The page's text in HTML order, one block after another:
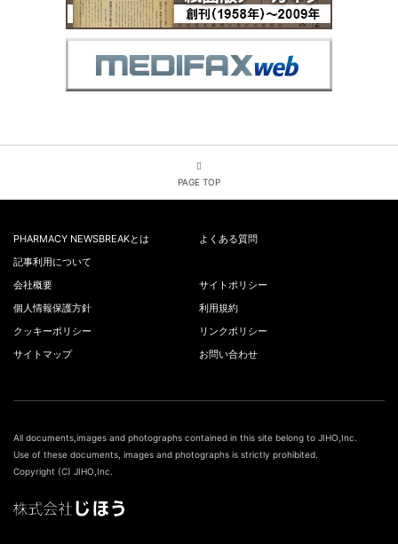
PAGE TOP
PHARMACY NEWSBREAKとは
よくある質問
記事利用について
会社概要
サイトポリシー
個人情報保護方針
利用規約
クッキーポリシー
リンクポリシー
サイトマップ
お問い合わせ
All documents,images and photographs contained in this site belong to JIHO,Inc.
Use of these documents, images and photographs is strictly prohibited.
Copyright (C) JIHO,Inc.